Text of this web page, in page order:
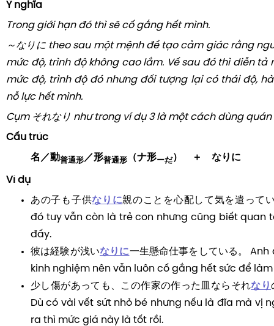
Ý nghĩa
Trong giới hạn đó thì sẽ cố gắng hết mình.
～なりに theo sau một mệnh đề tạo cảm giác rằng
mức độ, trình độ không cao lắm. Vế sau đó thì diễn tả
mức độ, trình độ đó nhưng đối tượng lại có thái độ,
nỗ lực hết mình.
Cụm それなり như trong ví dụ 3 là một cách dùng quán
Cấu trúc
名／動普通形／形普通形 （ナ形ーだ） ＋ なりに
Ví dụ
あの子も子供なりに親のことを心配して気を遣って
đó tuy vẫn còn là trẻ con nhưng cũng biết quan
đấy.
彼は経験が浅いなりに一生懸命仕事をしている。
kinh nghiệm nên vẫn luôn cố gắng hết sức để làm
少し傷があっても、この作家の作った皿ならそれなり
Dù có vài vết sứt nhỏ bé nhưng nếu là đĩa mà vị
ra thì mức giá này là tốt rồi.